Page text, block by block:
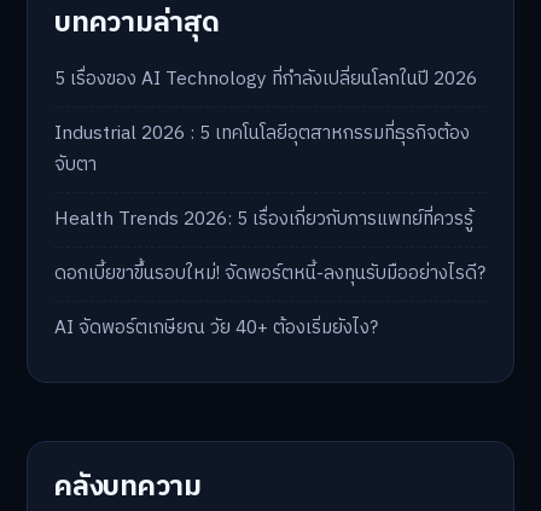
บทความล่าสุด
5 เรื่องของ AI Technology ที่กำลังเปลี่ยนโลกในปี 2026
Industrial 2026 : 5 เทคโนโลยีอุตสาหกรรมที่ธุรกิจต้อง
จับตา
Health Trends 2026: 5 เรื่องเกี่ยวกับการแพทย์ที่ควรรู้
ดอกเบี้ยขาขึ้นรอบใหม่! จัดพอร์ตหนี้-ลงทุนรับมืออย่างไรดี?
AI จัดพอร์ตเกษียณ วัย 40+ ต้องเริ่มยังไง?
คลังบทความ